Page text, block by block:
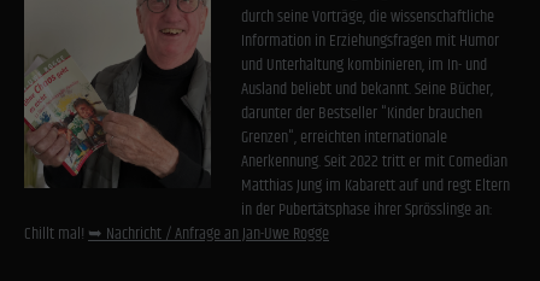
durch seine Vorträge, die wissenschaftliche
Information in Erziehungsfragen mit Humor
und Unterhaltung kombinieren, im In- und
Ausland beliebt und bekannt. Seine Bücher,
darunter der Bestseller "Kinder brauchen
Grenzen", erreichten internationale
Anerkennung. Seit 2022 tritt er mit Comedian
Matthias Jung im Kabarett auf und regt Eltern
in der Pubertätsphase ihrer Sprösslinge an:
Chillt mal!➥ Nachricht / Anfrage an Jan-Uwe Rogge